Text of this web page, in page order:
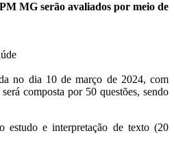
MG serão avaliados por meio de
no dia 10 de março de 2024, com
composta por 50 questões, sendo
estudo e interpretação de texto (20